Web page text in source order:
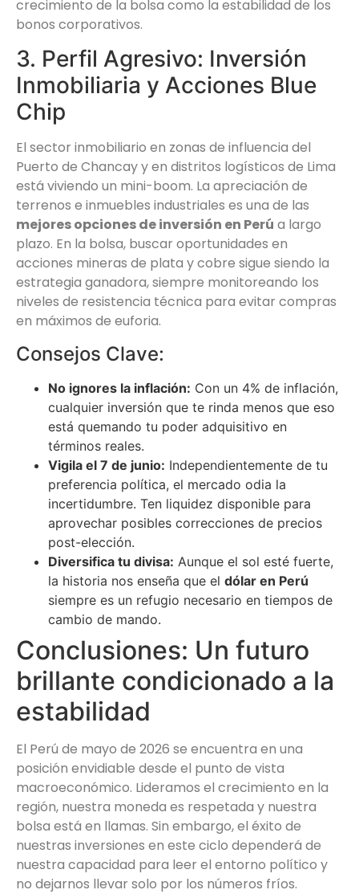
crecimiento de la bolsa como la estabilidad de los
bonos corporativos.
3. Perfil Agresivo: Inversión
Inmobiliaria y Acciones Blue
Chip
El sector inmobiliario en zonas de influencia del
Puerto de Chancay y en distritos logísticos de Lima
está viviendo un mini-boom. La apreciación de
terrenos e inmuebles industriales es una de las
mejores opciones de inversión en Perú a largo
plazo. En la bolsa, buscar oportunidades en
acciones mineras de plata y cobre sigue siendo la
estrategia ganadora, siempre monitoreando los
niveles de resistencia técnica para evitar compras
en máximos de euforia.
Consejos Clave:
No ignores la inflación: Con un 4% de inflación,
cualquier inversión que te rinda menos que eso
está quemando tu poder adquisitivo en
términos reales.
Vigila el 7 de junio: Independientemente de tu
preferencia política, el mercado odia la
incertidumbre. Ten liquidez disponible para
aprovechar posibles correcciones de precios
post-elección.
Diversifica tu divisa: Aunque el sol esté fuerte,
la historia nos enseña que el dólar en Perú
siempre es un refugio necesario en tiempos de
cambio de mando.
Conclusiones: Un futuro
brillante condicionado a la
estabilidad
El Perú de mayo de 2026 se encuentra en una
posición envidiable desde el punto de vista
macroeconómico. Lideramos el crecimiento en la
región, nuestra moneda es respetada y nuestra
bolsa está en llamas. Sin embargo, el éxito de
nuestras inversiones en este ciclo dependerá de
nuestra capacidad para leer el entorno político y
no dejarnos llevar solo por los números fríos.